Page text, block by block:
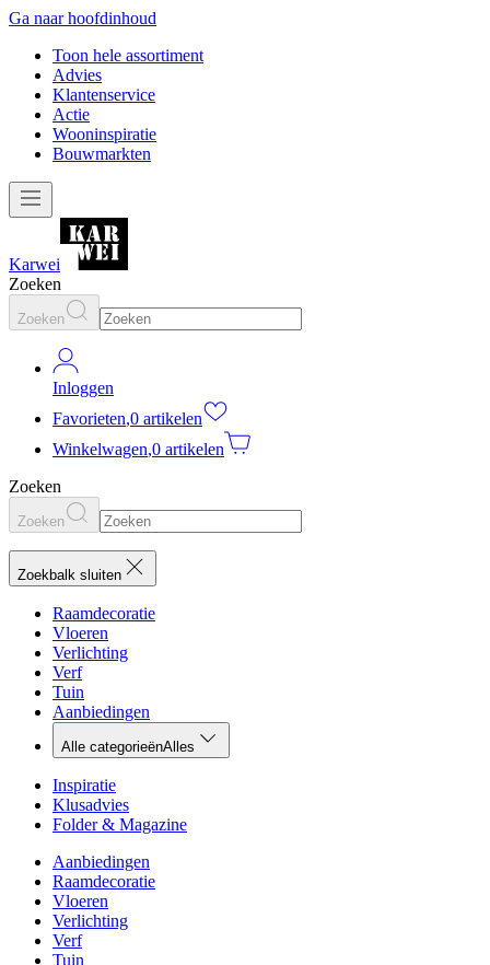
Ga naar hoofdinhoud
Toon hele assortiment
Advies
Klantenservice
Actie
Wooninspiratie
Bouwmarkten
Karwei
Zoeken
Zoeken
Inloggen
Favorieten,0 artikelen
Winkelwagen,0 artikelen
Zoeken
Zoeken
Zoekbalk sluiten
Raamdecoratie
Vloeren
Verlichting
Verf
Tuin
Aanbiedingen
Alle categorieënAlles
Inspiratie
Klusadvies
Folder & Magazine
Aanbiedingen
Raamdecoratie
Vloeren
Verlichting
Verf
Tuin